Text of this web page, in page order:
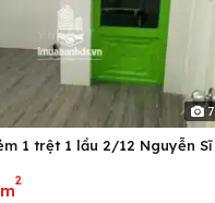
7
1 trệt 1 lầu 2/12 Nguyễn Sĩ
2